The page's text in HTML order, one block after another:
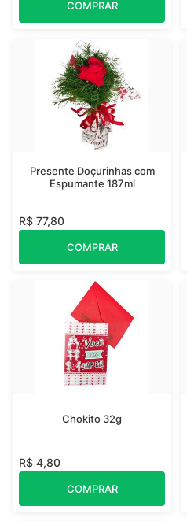
COMPRAR
Presente Doçurinhas com
Espumante 187ml
R$ 77,80
COMPRAR
Chokito 32g
R$ 4,80
COMPRAR